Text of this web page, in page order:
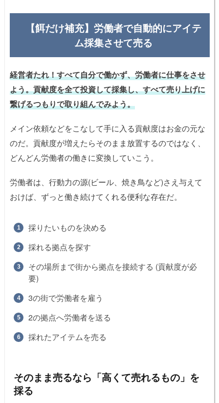
【餌だけ補充】労働者で自動的にアイテ
ム採集させて売る
経営者たれ！すべて自分で働かず、労働者に仕事をさせ
よう。貢献度を全て投資して採集し、すべて売り上げに
繋げるつもりで取り組んでみよう。
メイン依頼などをこなして手に入る貢献度はお金の元な
のだ。貢献度が増えたらそのまま放置するのではなく、
どんどん労働者の働きに変換していこう。
労働者は、行動力の源(ビール、焼き鳥など)さえ与えて
おけば、ずっと働き続けてくれる便利な存在だ。
採りたいものを決める
採れる拠点を探す
その場所まで街から拠点を接続する (貢献度が必
要)
3の街で労働者を雇う
2の拠点へ労働者を送る
採れたアイテムを売る
そのまま売るなら「高くて売れるもの」を
採る